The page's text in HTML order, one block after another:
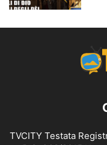
TVCITY Testata